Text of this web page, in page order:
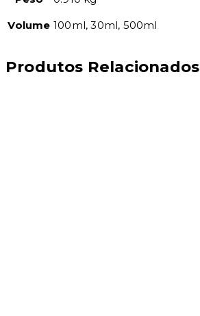
Volume 100ml, 30ml, 500ml
Produtos Relacionados